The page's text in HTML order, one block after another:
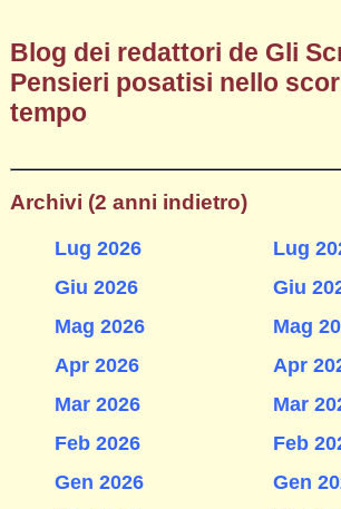
Blog dei redattori de Gli
Pensieri posatisi nello
tempo
Archivi (2 anni indietro)
Lug 2026
Giu 2026
Mag 2026
Apr 2026
Mar 2026
Feb 2026
Gen 2026
Lug
Giu
Mag
Apr
Mar
Feb
Gen